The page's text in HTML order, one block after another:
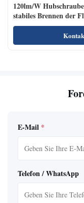
120lm/W
stabiles Brennen der
Farbe110-240vac
E-Mail *
Telefon / WhatsApp